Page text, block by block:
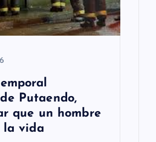
Putaendo,
que un hombre
la vida